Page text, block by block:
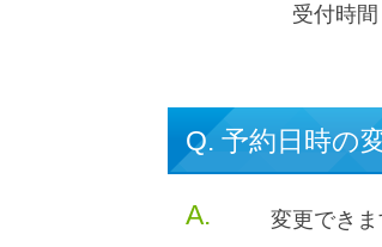
受付時間
Q. 予約日時の
A.
変更できま